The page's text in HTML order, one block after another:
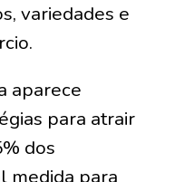
variedades e
aparece
para atrair
dos
medida para